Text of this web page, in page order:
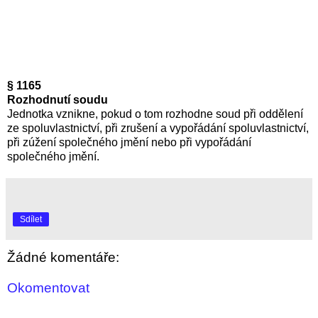
§ 1165
Rozhodnutí soudu
Jednotka vznikne, pokud o tom rozhodne soud při oddělení
ze spoluvlastnictví, při zrušení a vypořádání spoluvlastnictví,
při zúžení společného jmění nebo při vypořádání
společného jmění.
Sdílet
Žádné komentáře:
Okomentovat